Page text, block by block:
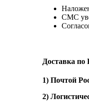
СМС
Доставка по
1) Почтой
2)